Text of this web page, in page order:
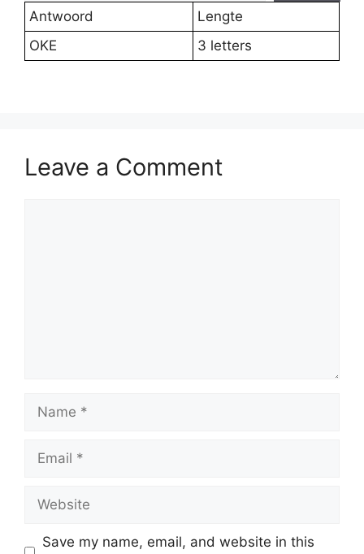
Antwoord
Lengte
OKE
3 letters
Leave a Comment
Save my name, email, and website in this